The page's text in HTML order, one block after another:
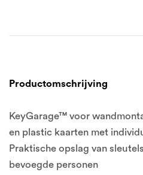
Productomschrijving
KeyGarage™ voor
en plastic kaarten met
Praktische opslag van
bevoegde personen